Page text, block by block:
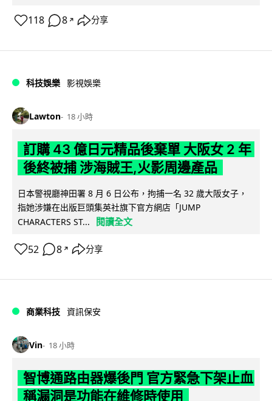
118 8 ↗ 分享
科技娛樂 影視娛樂
Lawton 18 小時
訂購 43 億日元精品後棄單 大阪女 2 年
後終被捕 涉海賊王,火影周邊產品
日本警視廳神田署 8 月 6 日公布，拘捕一名 32 歲大阪女子，
指她涉嫌在出版巨頭集英社旗下官方網店「JUMP
CHARACTERS ST...
閱讀全文
52 8 ↗ 分享
商業科技 資訊保安
Vin 18 小時
智博通路由器爆後門 官方緊急下架止血
稱漏洞是功能在維修時使用